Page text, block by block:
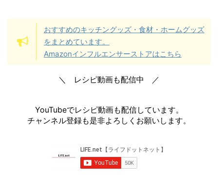
おすすめのキッチングッズ・食材・ホームグッズ
をまとめています。
Amazonインフルエンサーストアはこちら
＼ レシピ動画も配信中 ／
YouTubeでレシピ動画も配信しています。
チャンネル登録も是非よろしくお願いします。